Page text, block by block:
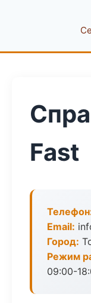
Fast
Email:
Город:
Режим
09:00-